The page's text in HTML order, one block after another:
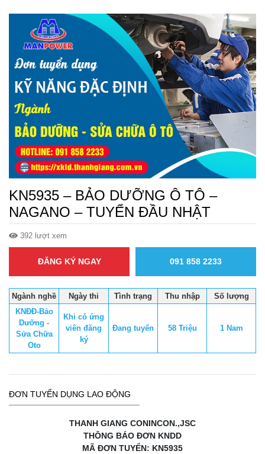
KN5935 – BẢO DƯỠNG Ô TÔ –
NAGANO – TUYỂN ĐẦU NHẬT
392 lượt xem
ĐĂNG KÝ NGAY 091 858 2233
Ngành nghề Ngày thi Tình trạng Thu nhập
Số lượng
KNĐĐ-Bảo
Dưỡng -
Sửa Chữa
Oto
Khi có ứng
viên đăng
ký
Đang tuyển 58 Triệu 1 Nam
ĐƠN TUYỂN DỤNG LAO ĐỘNG
THANH GIANG CONINCON.,JSC
THÔNG BÁO ĐƠN KNDD
MÃ ĐƠN TUYỂN: KN5935